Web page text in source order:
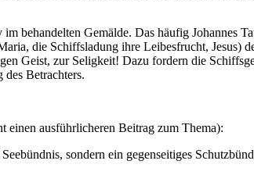
Gemälde. Das häufig Johannes
die Schiffsladung ihre Leibesfrucht, Jesus)
Geist, zur Seligkeit! Dazu fordern die
Betrachters.
einen ausführlicheren Beitrag zum Thema):
sondern ein gegenseitiges